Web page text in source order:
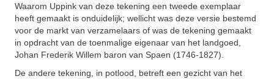
Waarom Uppink van deze tekening een tweede exemplaar
heeft gemaakt is onduidelijk; wellicht was deze versie bestemd
voor de markt van verzamelaars of was de tekening gemaakt
in opdracht van de toenmalige eigenaar van het landgoed,
Johan Frederik Willem baron van Spaen (1746-1827).
De andere tekening, in potlood, betreft een gezicht van het